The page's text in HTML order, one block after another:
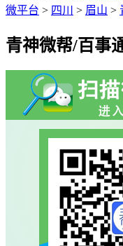
微平台 > 四川 > 眉山 >
青神微帮/百事